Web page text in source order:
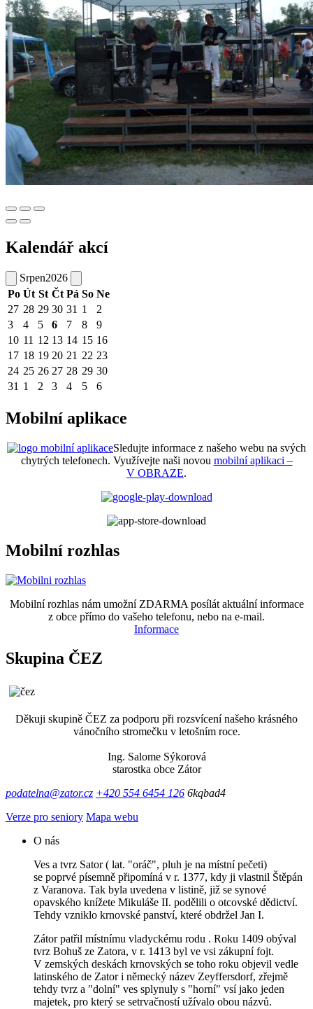
Kalendář akcí
Srpen2026
Po Út St Čt Pá So Ne
27 28 29 30 31 1
2
3
4 5 6 7 8
9
10 11 12 13 14 15 16
17 18 19 20 21 22 23
24 25 26 27 28 29 30
31 1 2 3 4 5 6
Mobilní aplikace
Sledujte informace z našeho webu na svých
chytrých telefonech. Využívejte naši novou mobilní aplikaci –
V OBRAZE.
Mobilní rozhlas
Mobilní rozhlas nám umožní ZDARMA posílát aktuální informace
z obce přímo do vašeho telefonu, nebo na e-mail.
Informace
Skupina ČEZ
Děkuji skupině ČEZ za podporu při rozsvícení našeho krásného
vánočního stromečku v letošním roce.
Ing. Salome Sýkorová
starostka obce Zátor
podatelna@zator.cz +420 554 6454 126 6kqbad4
Verze pro seniory Mapa webu
O nás
Ves a tvrz Sator ( lat. "oráč", pluh je na místní pečeti)
se poprvé písemně připomíná v r. 1377, kdy ji vlastnil Štěpán
z Varanova. Tak byla uvedena v listině, již se synové
opavského knížete Mikuláše II. podělili o otcovské dědictví.
Tehdy vzniklo krnovské panství, které obdržel Jan I.
Zátor patřil místnímu vladyckému rodu . Roku 1409 obýval
tvrz Bohuš ze Zatora, v r. 1413 byl ve vsi zákupní fojt.
V zemských deskách krnovských se toho roku objevil vedle
latinského de Zator i německý název Zeyffersdorf, zřejmě
tehdy tvrz a "dolní" ves splynuly s "horní" vsí jako jeden
majetek, pro který se setrvačností užívalo obou názvů.